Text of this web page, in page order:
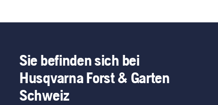
Sie befinden sich bei
Husqvarna Forst & Garten
Schweiz